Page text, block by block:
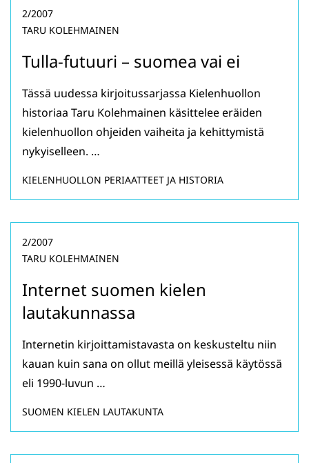
Tulla-futuuri – suomea vai ei
2/2007
TARU KOLEHMAINEN
Tässä uudessa kirjoitussarjassa Kielenhuollon
historiaa Taru Kolehmainen käsittelee eräiden
kielenhuollon ohjeiden vaiheita ja kehittymistä
nykyiselleen. …
KIELENHUOLLON PERIAATTEET JA HISTORIA
Internet suomen kielen
lautakunnassa
2/2007
TARU KOLEHMAINEN
Internetin kirjoittamistavasta on keskusteltu niin
kauan kuin sana on ollut meillä yleisessä käytössä
eli 1990-luvun …
SUOMEN KIELEN LAUTAKUNTA